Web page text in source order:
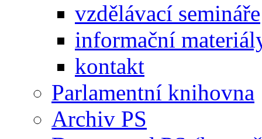
vzdělávací semináře
informační
kontakt
Parlamentní knihovna
Archiv PS